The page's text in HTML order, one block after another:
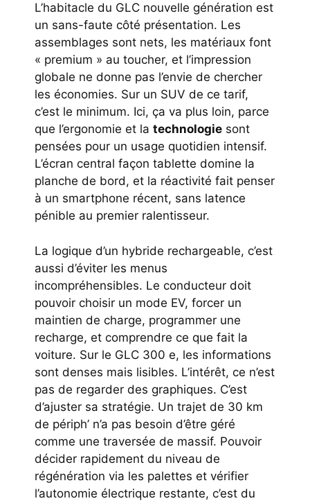
L’habitacle du GLC nouvelle génération est
un sans-faute côté présentation. Les
assemblages sont nets, les matériaux font
« premium » au toucher, et l’impression
globale ne donne pas l’envie de chercher
les économies. Sur un SUV de ce tarif,
c’est le minimum. Ici, ça va plus loin, parce
que l’ergonomie et la technologie sont
pensées pour un usage quotidien intensif.
L’écran central façon tablette domine la
planche de bord, et la réactivité fait penser
à un smartphone récent, sans latence
pénible au premier ralentisseur.
La logique d’un hybride rechargeable, c’est
aussi d’éviter les menus
incompréhensibles. Le conducteur doit
pouvoir choisir un mode EV, forcer un
maintien de charge, programmer une
recharge, et comprendre ce que fait la
voiture. Sur le GLC 300 e, les informations
sont denses mais lisibles. L’intérêt, ce n’est
pas de regarder des graphiques. C’est
d’ajuster sa stratégie. Un trajet de 30 km
de périph’ n’a pas besoin d’être géré
comme une traversée de massif. Pouvoir
décider rapidement du niveau de
régénération via les palettes et vérifier
l’autonomie électrique restante, c’est du